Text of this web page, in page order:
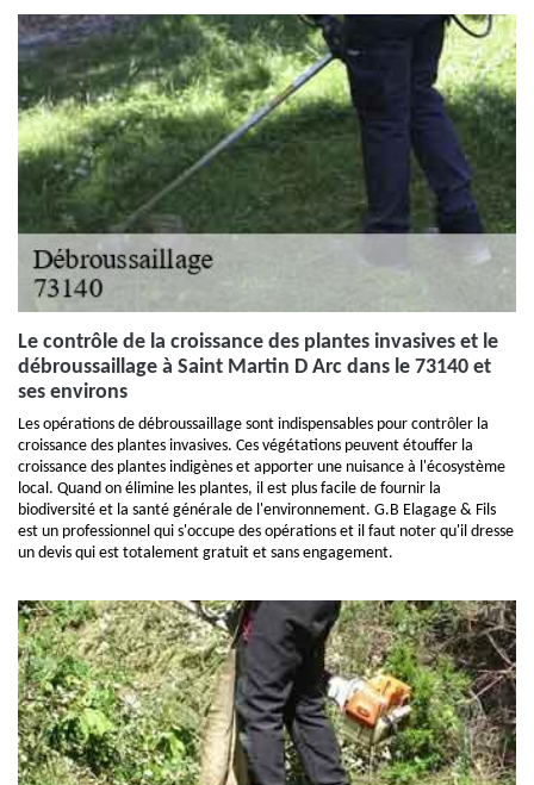
Le contrôle de la croissance des plantes invasives et le
débroussaillage à Saint Martin D Arc dans le 73140 et
ses environs
Les opérations de débroussaillage sont indispensables pour contrôler la
croissance des plantes invasives. Ces végétations peuvent étouffer la
croissance des plantes indigènes et apporter une nuisance à l'écosystème
local. Quand on élimine les plantes, il est plus facile de fournir la
biodiversité et la santé générale de l'environnement. G.B Elagage & Fils
est un professionnel qui s'occupe des opérations et il faut noter qu'il dresse
un devis qui est totalement gratuit et sans engagement.